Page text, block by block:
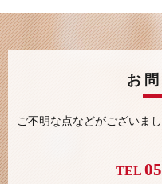
お
ご不明な点などがございまし
TEL